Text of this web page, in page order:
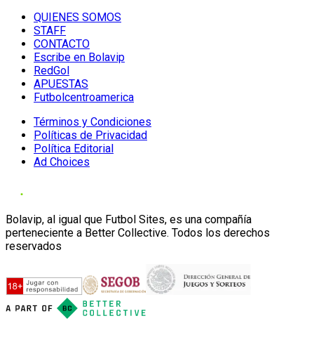
QUIENES SOMOS
STAFF
CONTACTO
Escribe en Bolavip
RedGol
APUESTAS
Futbolcentroamerica
Términos y Condiciones
Políticas de Privacidad
Política Editorial
Ad Choices
Bolavip, al igual que Futbol Sites, es una compañía
perteneciente a Better Collective. Todos los derechos
reservados